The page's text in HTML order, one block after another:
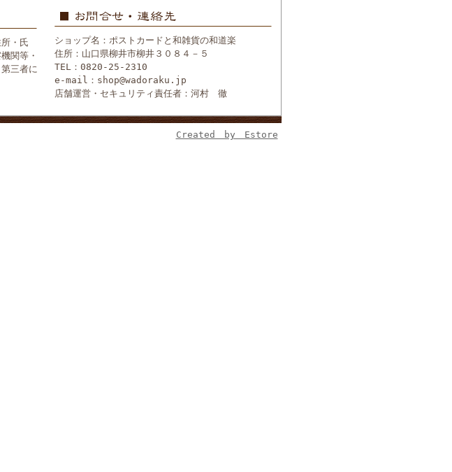
・氏
関等・
三者に
ショップ名：ポストカードと和雑貨の和道楽
住所：山口県柳井市柳井３０８４－５
TEL：0820-25-2310
e-mail：shop@wadoraku.jp
店舗運営・セキュリティ責任者：河村 徹
Created by Estore